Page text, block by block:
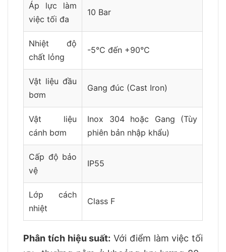
Áp lực làm
việc tối đa
10 Bar
Nhiệt độ
chất lỏng
-5°C đến +90°C
Vật liệu đầu
bơm
Gang đúc (Cast Iron)
Vật liệu
cánh bơm
Inox 304 hoặc Gang (Tùy
phiên bản nhập khẩu)
Cấp độ bảo
vệ
IP55
Lớp cách
nhiệt
Class F
Phân tích hiệu suất: Với điểm làm việc tối